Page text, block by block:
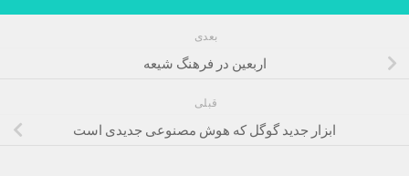
بعدی
اربعین در فرهنگ شیعه
قبلی
ابزار جدید گوگل که هوش مصنوعی جدیدی است